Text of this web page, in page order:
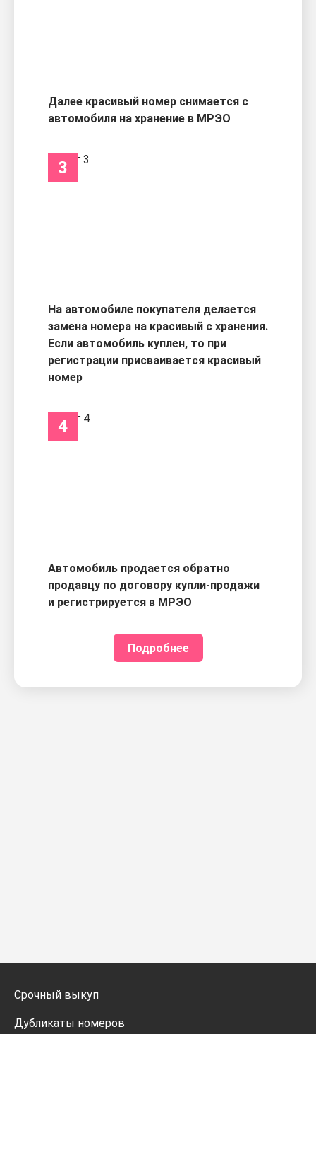
Далее красивый номер снимается с
автомобиля на хранение в МРЭО
3
На автомобиле покупателя делается
замена номера на красивый с хранения.
Если автомобиль куплен, то при
регистрации присваивается красивый
номер
4
Автомобиль продается обратно
продавцу по договору купли-продажи
и регистрируется в МРЭО
Подробнее
Срочный выкуп
Дубликаты номеров